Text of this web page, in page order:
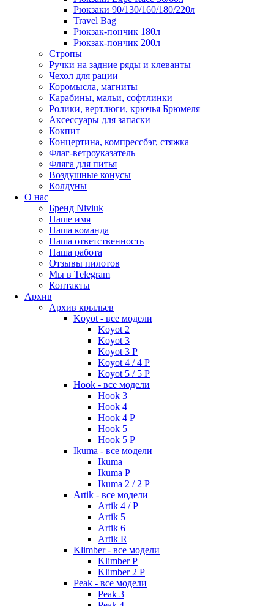
Рюкзаки 90/130/160/180/220л
Travel Bag
Рюкзак-пончик 180л
Рюкзак-пончик 200л
Стропы
Ручки на задние ряды и клеванты
Чехол для рации
Коромысла, магниты
Карабины, мальи, софтлинки
Ролики, вертлюги, крючья Брюмеля
Аксессуары для запаски
Кокпит
Концертина, компрессбэг, стяжка
Флаг-ветроуказатель
Фляга для питья
Воздушные конусы
Колдуны
О нас
Бренд Niviuk
Наше имя
Наша команда
Наша ответственность
Наша работа
Отзывы пилотов
Мы в Telegram
Контакты
Архив
Архив крыльев
Koyot - все модели
Koyot 2
Koyot 3
Koyot 3 P
Koyot 4 / 4 P
Koyot 5 / 5 P
Hook - все модели
Hook 3
Hook 4
Hook 4 P
Hook 5
Hook 5 P
Ikuma - все модели
Ikuma
Ikuma P
Ikuma 2 / 2 P
Artik - все модели
Artik 4 / P
Artik 5
Artik 6
Artik R
Klimber - все модели
Klimber P
Klimber 2 P
Peak - все модели
Peak 3